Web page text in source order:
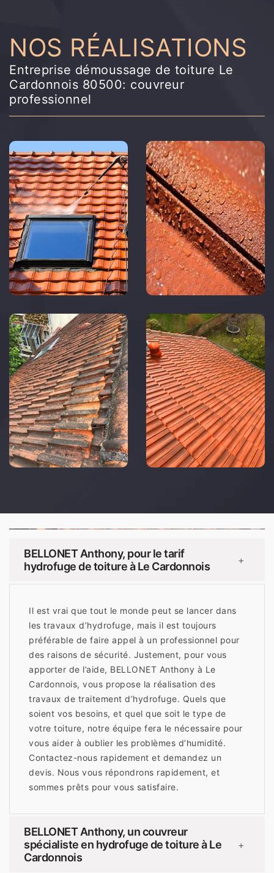
NOS RÉALISATIONS
Entreprise démoussage de toiture Le
Cardonnois 80500: couvreur
professionnel
BELLONET Anthony, pour le tarif
hydrofuge de toiture à Le Cardonnois
+
Il est vrai que tout le monde peut se lancer dans
les travaux d’hydrofuge, mais il est toujours
préférable de faire appel à un professionnel pour
des raisons de sécurité. Justement, pour vous
apporter de l’aide, BELLONET Anthony à Le
Cardonnois, vous propose la réalisation des
travaux de traitement d’hydrofuge. Quels que
soient vos besoins, et quel que soit le type de
votre toiture, notre équipe fera le nécessaire pour
vous aider à oublier les problèmes d’humidité.
Contactez-nous rapidement et demandez un
devis. Nous vous répondrons rapidement, et
sommes prêts pour vous satisfaire.
BELLONET Anthony, un couvreur
spécialiste en hydrofuge de toiture à Le
Cardonnois
+